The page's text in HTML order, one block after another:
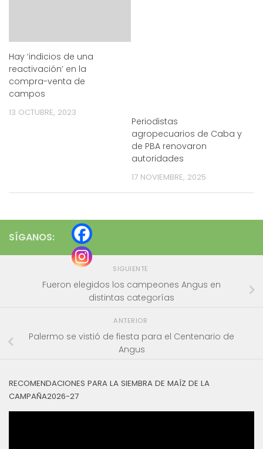
Hay ‘indicios de una
reactivación’ en la
compra-venta de
campos
13 OCTUBRE, 2023
Periodistas
agropecuarios de Caba y
de PBA renovaron
autoridades
17 NOVIEMBRE, 2025
SÍGANOS:
SIGUIENTE
Fueron elegidos los campeones Angus en
distintas categorías
ANTERIOR
Palermo se vistió de fiesta para el Centenario de
Angus
RECOMENDACIONES PARA LA SIEMBRA DE MAÍZ DE LA
CAMPAÑA2026-27